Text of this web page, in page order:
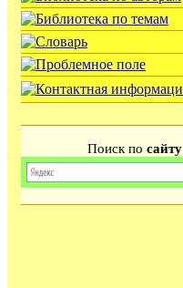
Поиск по сайту